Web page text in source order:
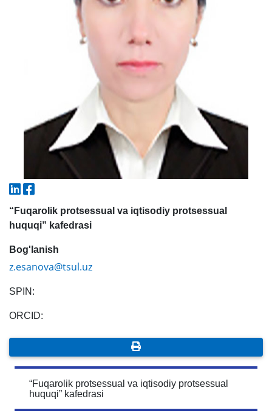
“Fuqarolik protsessual va iqtisodiy protsessual
huquqi” kafedrasi
Bog'lanish
z.esanova@tsul.uz
SPIN:
ORCID:
“Fuqarolik protsessual va iqtisodiy protsessual
huquqi” kafedrasi
7. Call-center (4)
✉️ Adminga yozish